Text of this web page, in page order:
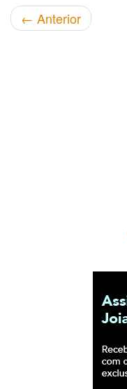
← Anterior